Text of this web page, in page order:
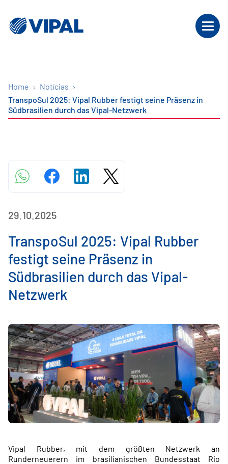
Home
Notícias
TranspoSul 2025: Vipal Rubber festigt seine Präsenz in
Südbrasilien durch das Vipal-Netzwerk
29.10.2025
TranspoSul 2025: Vipal Rubber
festigt seine Präsenz in
Südbrasilien durch das Vipal-
Netzwerk
Vipal Rubber, mit dem größten Netzwerk an
Runderneuerern im brasilianischen Bundesstaat Rio